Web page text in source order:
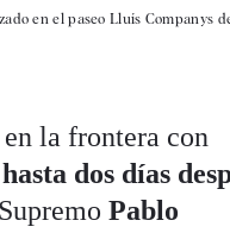
en el paseo Lluís Companys
la frontera con
dos días
Pablo